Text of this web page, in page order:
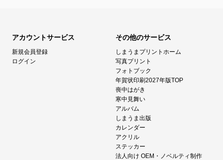
アカウントサービス
新規会員登録
ログイン
その他のサービス
しまうまプリントホーム
写真プリント
フォトブック
年賀状印刷2027年版TOP
喪中はがき
寒中見舞い
アルバム
しまうま出版
カレンダー
アクリル
ステッカー
法人向け OEM・ノベルティ制作